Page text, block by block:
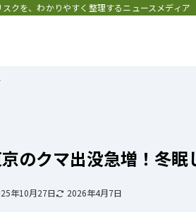
クを、わかりやすく整理するニュースメディア
のクマ出没急増！冬眠
年10月27日 2026年4月7日